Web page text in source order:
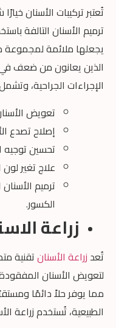
تُعتبر تركيبات الأسنان
ترميم الأسنان التالفة
يجعلها ملائمة لمجموعة
الذين يعانون من ضعف
الإجراءات الجراحية،
تعويض
إصلاح تصدع
تحسين توجيه
علاج تغير
ترميم
الكسور.
زراعة
تُعد زراعة الأسنانتقنية
لتعويض الأسنان
مما يوفر حلاً دائمًا
الطبيعية، تُستخدم زراعة